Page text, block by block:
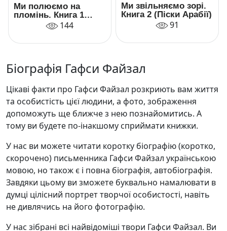
Ми полюємо на
пломінь. Книга 1
(Піски Арабії)
144
Ми звільняємо зорі.
Книга 2 (Піски Арабії)
91
Біографія Гафси Файзал
Цікаві факти про Гафси Файзал розкриють вам життя
та особистість цієї людини, а фото, зображення
допоможуть ще ближче з нею познайомитись. А
тому ви будете по-інакшому сприймати книжки.
У нас ви можете читати коротку біографію (коротко,
скорочено) письменника Гафси Файзал українською
мовою, но також є і повна біографія, автобіографія.
Завдяки цьому ви зможете буквально намалювати в
думці цілісний портрет творчої особистості, навіть
не дивлячись на його фотографію.
У нас зібрані всі найвідоміші твори Гафси Файзал. Ви